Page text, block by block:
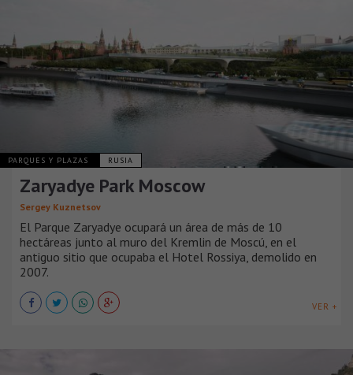
PARQUES Y PLAZAS RUSIA
Zaryadye Park Moscow
Sergey Kuznetsov
El Parque Zaryadye ocupará un área de más de 10
hectáreas junto al muro del Kremlin de Moscú, en el
antiguo sitio que ocupaba el Hotel Rossiya, demolido en
2007.
VER +